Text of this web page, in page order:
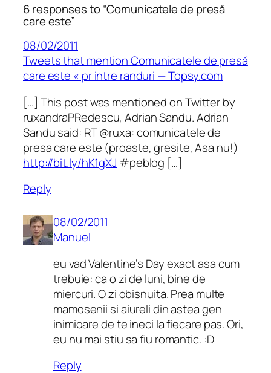
6 responses to “Comunicatele de presă
care este”
08/02/2011
Tweets that mention Comunicatele de presă
care este « pr intre randuri — Topsy.com
[…] This post was mentioned on Twitter by
ruxandraPRedescu, Adrian Sandu. Adrian
Sandu said: RT @ruxa: comunicatele de
presa care este (proaste, gresite, Asa nu!)
http://bit.ly/hK1gXJ #peblog […]
Reply
08/02/2011
Manuel
eu vad Valentine’s Day exact asa cum
trebuie: ca o zi de luni, bine de
miercuri. O zi obisnuita. Prea multe
mamosenii si aiureli din astea gen
inimioare de te ineci la fiecare pas. Ori,
eu nu mai stiu sa fiu romantic. :D
Reply